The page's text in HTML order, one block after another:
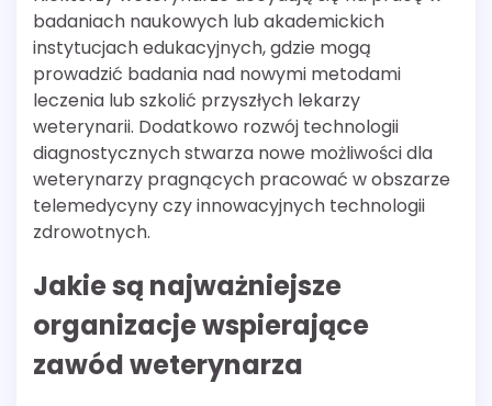
badaniach naukowych lub akademickich
instytucjach edukacyjnych, gdzie mogą
prowadzić badania nad nowymi metodami
leczenia lub szkolić przyszłych lekarzy
weterynarii. Dodatkowo rozwój technologii
diagnostycznych stwarza nowe możliwości dla
weterynarzy pragnących pracować w obszarze
telemedycyny czy innowacyjnych technologii
zdrowotnych.
Jakie są najważniejsze
organizacje wspierające
zawód weterynarza